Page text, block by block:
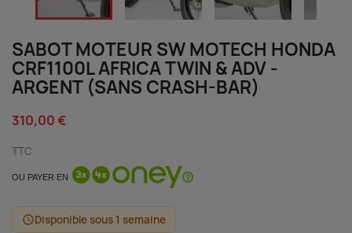
SABOT MOTEUR SW MOTECH HONDA
CRF1100L AFRICA TWIN & ADV -
ARGENT (SANS CRASH-BAR)
310,00 €
TTC
OU PAYER EN
scheduleDisponible sous 1 semaine